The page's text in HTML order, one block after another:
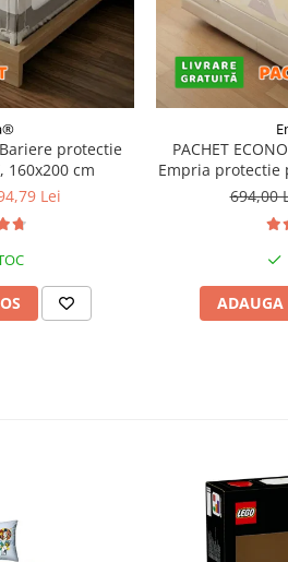
Bariere protectie
160x200 cm
Lei
PACHET
Empria protectie
694,00
ADAUGA